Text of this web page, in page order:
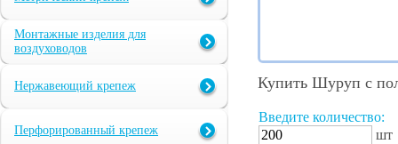
Монтажные изделия для
воздуховодов
Нержавеющий крепеж
Перфорированный крепеж
Купить Шуруп с
Введите количество:
шт